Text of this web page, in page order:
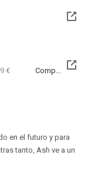
€ Compra: SD
en el futuro y para
tanto, Ash ve a un